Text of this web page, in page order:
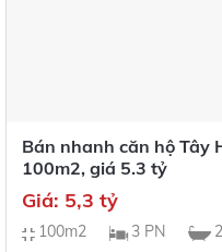
Bán nhanh căn hộ Tây
100m2, giá 5.3 tỷ
Giá: 5,3 tỷ
100m2 3 PN